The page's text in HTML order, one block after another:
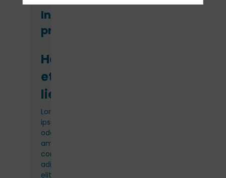
Informations
pratiques
Horaires
et
lieu
Lorem
ipsum
odor
amet,
consectetuer
adipiscing
elit.